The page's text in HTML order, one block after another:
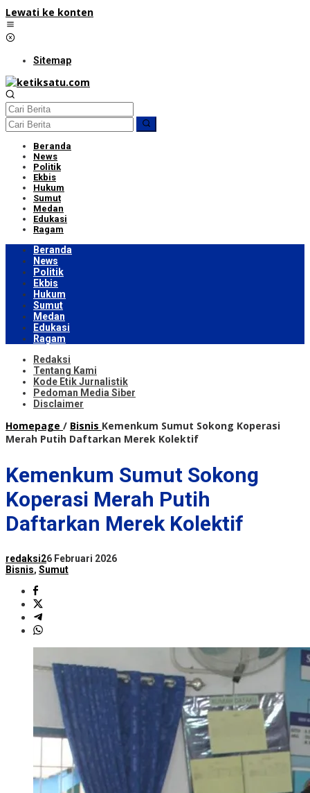
Lewati ke konten
Sitemap
Beranda
News
Politik
Ekbis
Hukum
Sumut
Medan
Edukasi
Ragam
Beranda
News
Politik
Ekbis
Hukum
Sumut
Medan
Edukasi
Ragam
Redaksi
Tentang Kami
Kode Etik Jurnalistik
Pedoman Media Siber
Disclaimer
Homepage / Bisnis Kemenkum Sumut Sokong Koperasi
Merah Putih Daftarkan Merek Kolektif
Kemenkum Sumut Sokong
Koperasi Merah Putih
Daftarkan Merek Kolektif
redaksi26 Februari 2026
Bisnis, Sumut